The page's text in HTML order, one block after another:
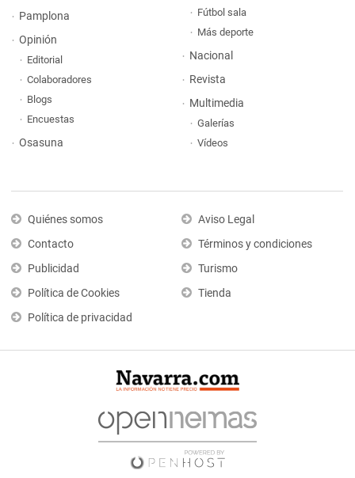
Pamplona
Opinión
Editorial
Colaboradores
Blogs
Encuestas
Osasuna
Fútbol sala
Más deporte
Nacional
Revista
Multimedia
Galerías
Vídeos
Quiénes somos
Contacto
Publicidad
Política de Cookies
Política de privacidad
Aviso Legal
Términos y condiciones
Turismo
Tienda